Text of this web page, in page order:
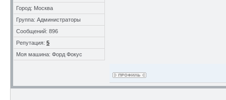
Город: Москва
Группа: Администраторы
Сообщений: 896
Репутация: 5
Моя машина: Форд Фокус